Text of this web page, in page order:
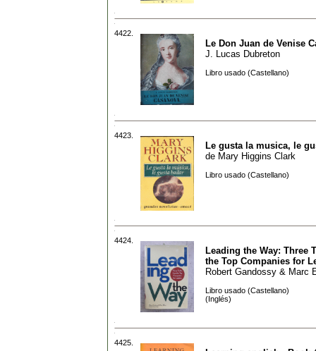
4422.
Le Don Juan de Venise
J. Lucas Dubreton
Libro usado (Castellano)
4423.
Le gusta la musica, le
de Mary Higgins Clark
Libro usado (Castellano)
4424.
Leading the Way: Three
the Top Companies for
Robert Gandossy & Marc
Libro usado (Castellano)
(Inglés)
4425.